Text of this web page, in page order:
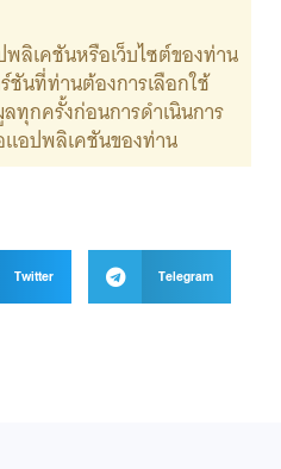
ลิเคชันหรือเว็บไซต์ของท่าน
ร์ชันที่ท่านต้องการเลือกใช้
ทุกครั้งก่อนการดำเนินการ
อปพลิเคชันของท่าน
Twitter Telegram